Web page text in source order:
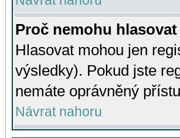
Proč nemohu
Hlasovat mohou jen
výsledky). Pokud jste
nemáte oprávněný
Návrat nahoru